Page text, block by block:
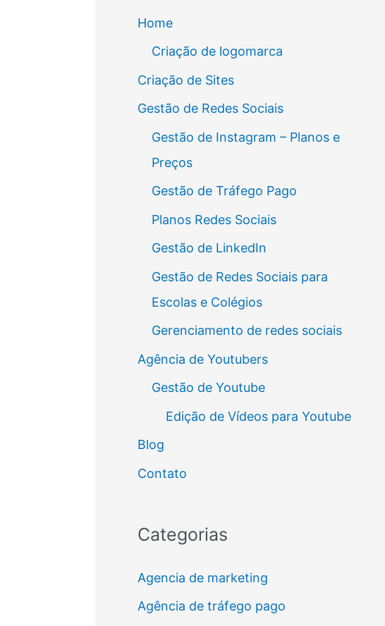
Home
Criação de logomarca
Criação de Sites
Gestão de Redes Sociais
Gestão de Instagram – Planos e
Preços
Gestão de Tráfego Pago
Planos Redes Sociais
Gestão de LinkedIn
Gestão de Redes Sociais para
Escolas e Colégios
Gerenciamento de redes sociais
Agência de Youtubers
Gestão de Youtube
Edição de Vídeos para Youtube
Blog
Contato
Categorias
Agencia de marketing
Agência de tráfego pago